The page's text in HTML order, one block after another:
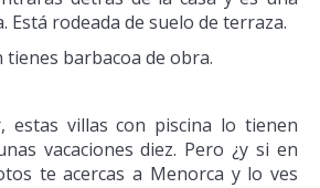
Está rodeada de suelo de terraza.
tienes barbacoa de obra.
estas villas con piscina lo tienen
vacaciones diez. Pero ¿y si en
te acercas a Menorca y lo ves